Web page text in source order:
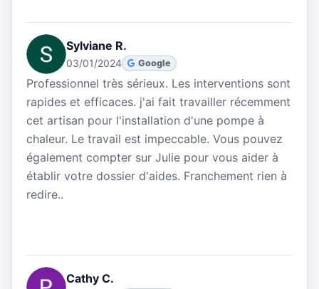
Sylviane R.
03/01/2024 Google
Professionnel très sérieux. Les interventions sont
rapides et efficaces. j'ai fait travailler récemment
cet artisan pour l'installation d'une pompe à
chaleur. Le travail est impeccable. Vous pouvez
également compter sur Julie pour vous aider à
établir votre dossier d'aides. Franchement rien à
redire..
Cathy C.